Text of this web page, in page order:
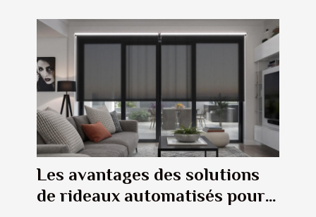
Les avantages des solutions
de rideaux automatisés pour